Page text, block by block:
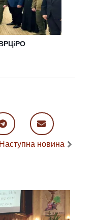
Наступна новина